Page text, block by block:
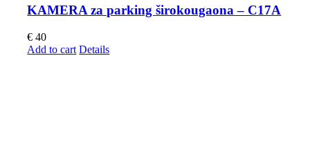
KAMERA za parking širokougaona – C17A
€ 40
Add to cart Details